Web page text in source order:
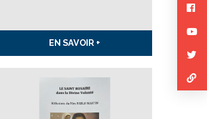
EN SAVOIR +